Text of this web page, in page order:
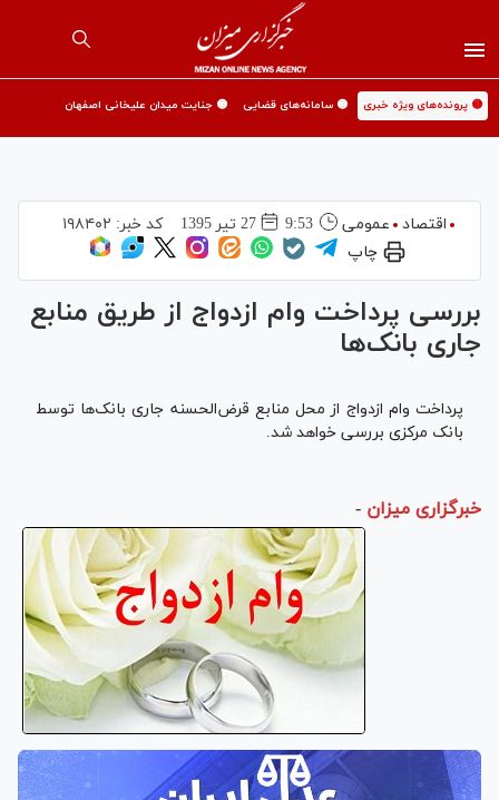
🟡 پرونده‌های ویژه خبری 🟡 سامانه‌های قضایی 🟡 جنایت میدان علیخانی اصفهان
اقتصاد عمومی 9:53 27 تير 1395 کد خبر: ۱۹۸۴۰۲
چاپ
بررسی پرداخت وام ازدواج از طریق منابع
جاری بانک‌ها
پرداخت وام ازدواج از محل منابع قرض‌الحسنه جاری بانک‌ها توسط
بانک مرکزی بررسی خواهد شد.
خبرگزاری میزان -